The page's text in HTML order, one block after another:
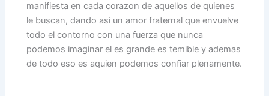
manifiesta en cada corazon de aquellos de quienes
le buscan, dando asi un amor fraternal que envuelve
todo el contorno con una fuerza que nunca
podemos imaginar el es grande es temible y ademas
de todo eso es aquien podemos confiar plenamente.